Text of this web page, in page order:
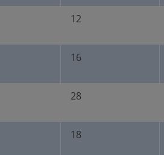
12
16
28
18